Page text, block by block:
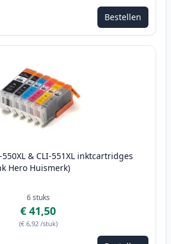
om aan te passen Bestellen
& CLI-551XL inktcartridges
Hero Huismerk)
6 stuks
€ 41,50
(€ 6,92 /stuk)